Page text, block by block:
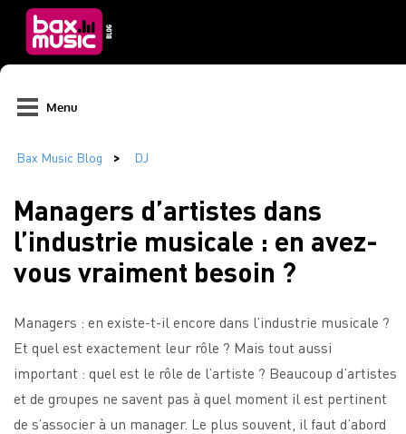
Menu
Managers d’artistes dans
l’industrie musicale : en avez-
vous vraiment besoin ?
Managers : en existe-t-il encore dans l’industrie musicale ?
Et quel est exactement leur rôle ? Mais tout aussi
important : quel est le rôle de l’artiste ? Beaucoup d’artistes
et de groupes ne savent pas à quel moment il est pertinent
de s’associer à un manager. Le plus souvent, il faut d’abord